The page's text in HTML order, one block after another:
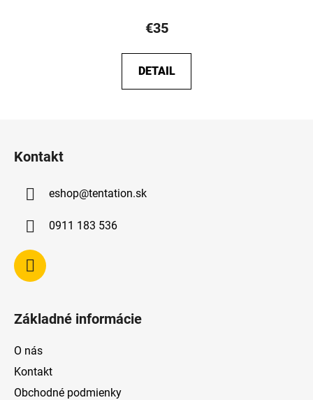
€35
DETAIL
Kontakt
eshop@tentation.sk
0911 183 536
Základné informácie
O nás
Kontakt
Obchodné podmienky